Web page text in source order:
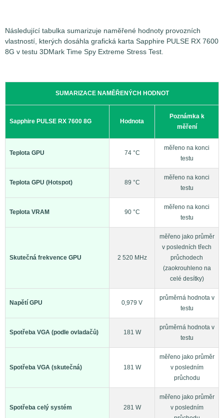
Následující tabulka sumarizuje naměřené hodnoty provozních
vlastností, kterých dosáhla grafická karta Sapphire PULSE RX 7600
8G v testu 3DMark Time Spy Extreme Stress Test.
SUMARIZACE NAMĚŘENÝCH HODNOT
Sapphire PULSE RX 7600 8G Hodnota
Poznámka k
měření
Teplota GPU 74 °C
měřeno na konci
testu
Teplota GPU (Hotspot) 89 °C
měřeno na konci
testu
Teplota VRAM 90 °C
měřeno na konci
testu
Skutečná frekvence GPU 2 520 MHz
měřeno jako průměr
v posledních třech
průchodech
(zaokrouhleno na
celé desítky)
Napětí GPU 0,979 V
průměrná hodnota v
testu
Spotřeba VGA (podle ovladačů) 181 W
průměrná hodnota v
testu
Spotřeba VGA (skutečná) 181 W
měřeno jako průměr
v posledním
průchodu
Spotřeba celý systém 281 W
měřeno jako průměr
v posledním